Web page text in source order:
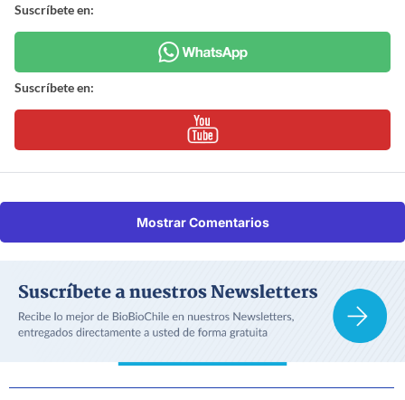
Suscríbete en:
Suscríbete en:
Mostrar Comentarios